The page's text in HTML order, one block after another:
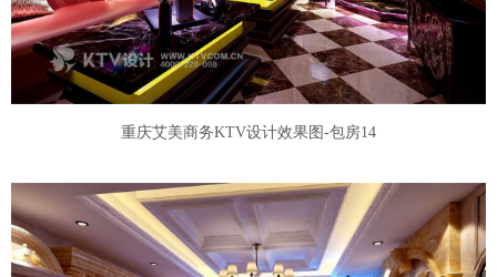
重庆艾美商务KTV设计效果图-包房14